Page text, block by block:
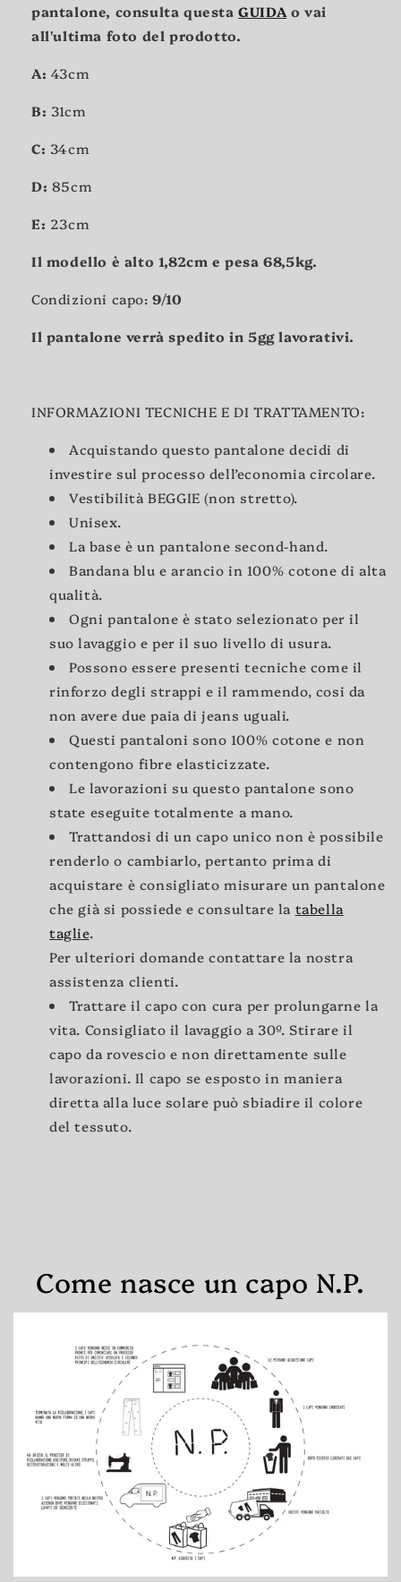
pantalone, consulta questa GUIDA o vai
all'ultima foto del prodotto.
A: 43cm
B: 31cm
C: 34cm
D: 85cm
E: 23cm
Il modello è alto 1,82cm e pesa 68,5kg.
Condizioni capo: 9/10
Il pantalone verrà spedito in 5gg lavorativi.
INFORMAZIONI TECNICHE E DI TRATTAMENTO:
Acquistando questo pantalone decidi di
investire sul processo dell’economia circolare.
Vestibilità BEGGIE (non stretto).
Unisex.
La base è un pantalone second-hand.
Bandana blu e arancio in 100% cotone di alta
qualità.
Ogni pantalone è stato selezionato per il
suo lavaggio e per il suo livello di usura.
Possono essere presenti tecniche come il
rinforzo degli strappi e il rammendo, cosi da
non avere due paia di jeans uguali.
Questi pantaloni sono 100% cotone e non
contengono fibre elasticizzate.
Le lavorazioni su questo pantalone sono
state eseguite totalmente a mano.
Trattandosi di un capo unico non è possibile
renderlo o cambiarlo, pertanto prima di
acquistare è consigliato misurare un pantalone
che già si possiede e consultare la tabella
taglie.
Per ulteriori domande contattare la nostra
assistenza clienti.
Trattare il capo con cura per prolungarne la
vita. Consigliato il lavaggio a 30º. Stirare il
capo da rovescio e non direttamente sulle
lavorazioni. Il capo se esposto in maniera
diretta alla luce solare può sbiadire il colore
del tessuto.
Come nasce un capo N.P.